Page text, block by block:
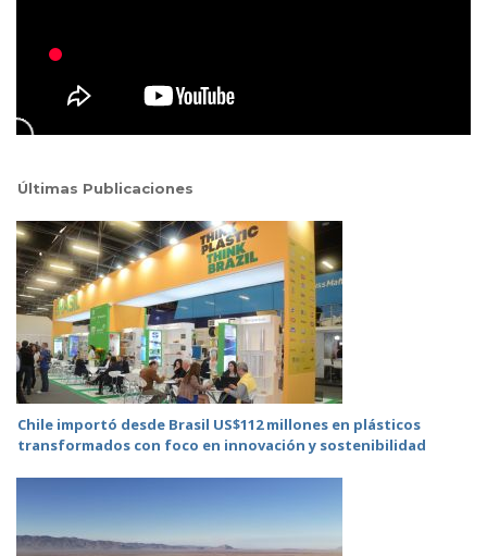
Últimas Publicaciones
Chile importó desde Brasil US$112 millones en plásticos
transformados con foco en innovación y sostenibilidad